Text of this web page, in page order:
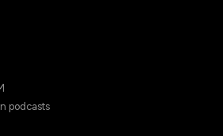
podcasts